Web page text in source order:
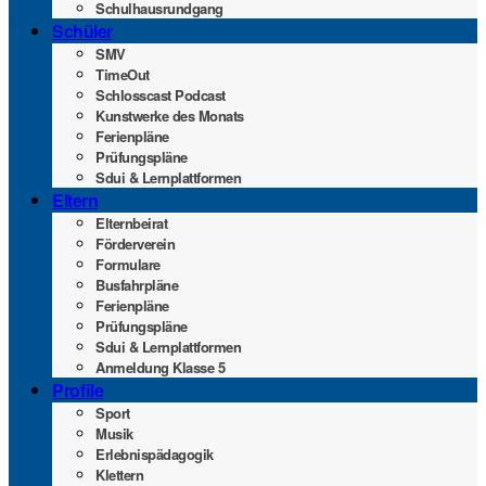
Schul­haus­rund­gang
Schü­ler
SMV
Time­Out
Schlosscast Pod­cast
Kunst­wer­ke des Monats
Feri­en­plä­ne
Prü­fungs­plä­ne
Sdui & Lernplattformen
Eltern
Eltern­bei­rat
För­der­ver­ein
For­mu­la­re
Bus­fahr­plä­ne
Feri­en­plä­ne
Prü­fungs­plä­ne
Sdui & Lernplattformen
Anmel­dung Klas­se 5
Pro­fi­le
Sport
Musik
Erleb­nis­päd­ago­gik
Klet­tern